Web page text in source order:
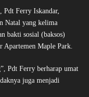
Pdt Ferry Iskandar,
Natal yang kelima
bakti sosial (baksos)
Apartemen Maple Park.
Pdt Ferry berharap umat
juga menjadi